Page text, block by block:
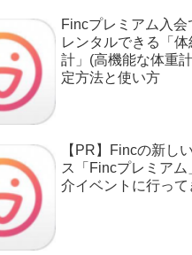
Fincプレミアム入会
レンタルできる「体
計」(高機能な体重
定方法と使い方
【PR】Fincの新し
ス「Fincプレミアム
介イベントに行って